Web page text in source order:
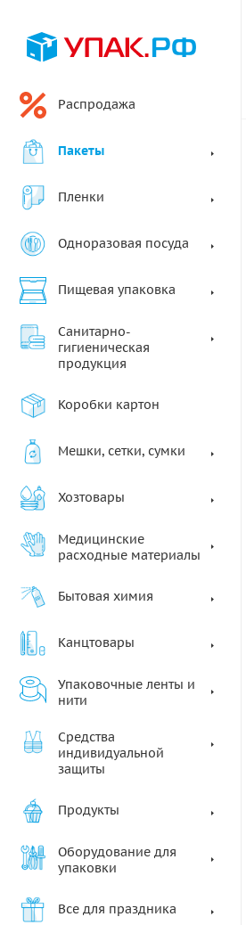
Распродажа
Пакеты
Пленки
Одноразовая посуда
Пищевая упаковка
Санитарно-
гигиеническая
продукция
Коробки картон
Мешки, сетки, сумки
Хозтовары
Медицинские
расходные материалы
Бытовая химия
Канцтовары
Упаковочные ленты и
нити
Средства
индивидуальной
защиты
Продукты
Оборудование для
упаковки
Все для праздника